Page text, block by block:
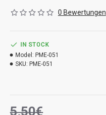
0 Bewertungen
5,50€
IN STOCK
Model: PME-051
SKU: PME-051